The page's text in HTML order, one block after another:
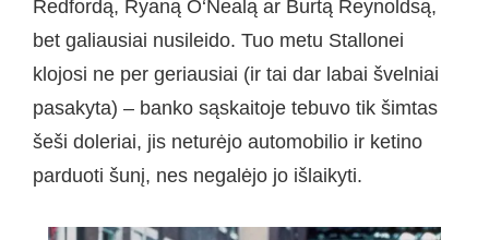
Redfordą, Ryaną O‘Nealą ar Burtą Reynoldsą,
bet galiausiai nusileido. Tuo metu Stallonei
klojosi ne per geriausiai (ir tai dar labai švelniai
pasakyta) – banko sąskaitoje tebuvo tik šimtas
šeši doleriai, jis neturėjo automobilio ir ketino
parduoti šunį, nes negalėjo jo išlaikyti.